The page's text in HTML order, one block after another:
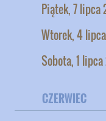
Piątek, 7 lipca
Wtorek, 4
Sobota, 1 lipca
CZERWIEC